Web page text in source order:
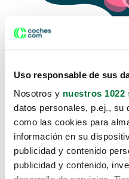
Uso responsable de sus
Nosotros y nuestros 1022
datos personales, p.ej., su
como las cookies para
información en su
publicidad y contenido
publicidad y contenido,
Lo sentimos,
te hemos